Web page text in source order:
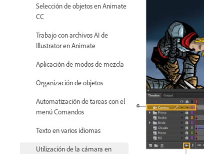
Selección de objetos en Animate
CC
Trabajo con archivos AI de
Illustrator en Animate
Aplicación de modos de mezcla
Organización de objetos
Automatización de tareas con el
menú Comandos
Texto en varios idiomas
Utilización de la cámara en